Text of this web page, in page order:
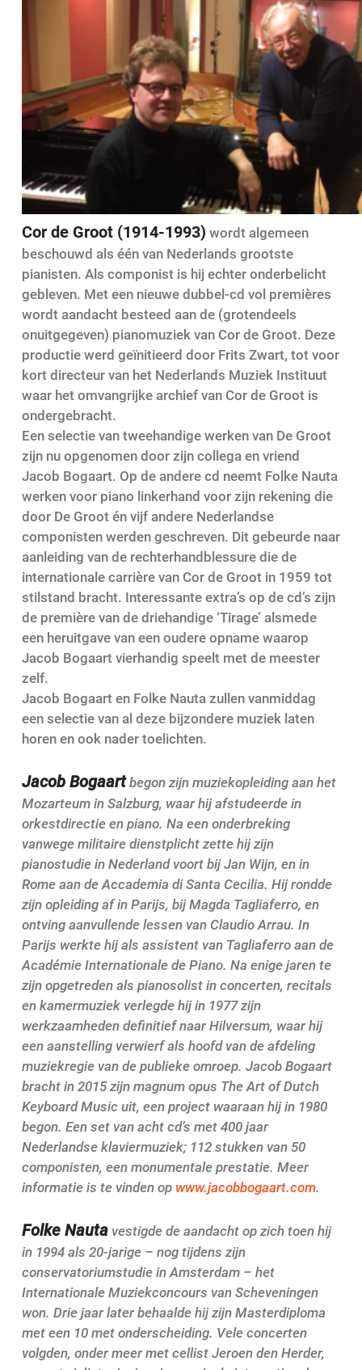
Cor de Groot (1914-1993) wordt algemeen
beschouwd als één van Nederlands grootste
pianisten. Als componist is hij echter onderbelicht
gebleven. Met een nieuwe dubbel-cd vol premières
wordt aandacht besteed aan de (grotendeels
onuitgegeven) pianomuziek van Cor de Groot. Deze
productie werd geïnitieerd door Frits Zwart, tot voor
kort directeur van het Nederlands Muziek Instituut
waar het omvangrijke archief van Cor de Groot is
ondergebracht.
Een selectie van tweehandige werken van De Groot
zijn nu opgenomen door zijn collega en vriend
Jacob Bogaart. Op de andere cd neemt Folke Nauta
werken voor piano linkerhand voor zijn rekening die
door De Groot én vijf andere Nederlandse
componisten werden geschreven. Dit gebeurde naar
aanleiding van de rechterhandblessure die de
internationale carrière van Cor de Groot in 1959 tot
stilstand bracht. Interessante extra’s op de cd’s zijn
de première van de driehandige ‘Tirage’ alsmede
een heruitgave van een oudere opname waarop
Jacob Bogaart vierhandig speelt met de meester
zelf.
Jacob Bogaart en Folke Nauta zullen vanmiddag
een selectie van al deze bijzondere muziek laten
horen en ook nader toelichten.
Jacob Bogaart begon zijn muziekopleiding aan het
Mozarteum in Salzburg, waar hij afstudeerde in
orkestdirectie en piano. Na een onderbreking
vanwege militaire dienstplicht zette hij zijn
pianostudie in Nederland voort bij Jan Wijn, en in
Rome aan de Accademia di Santa Cecilia. Hij rondde
zijn opleiding af in Parijs, bij Magda Tagliaferro, en
ontving aanvullende lessen van Claudio Arrau. In
Parijs werkte hij als assistent van Tagliaferro aan de
Académie Internationale de Piano. Na enige jaren te
zijn opgetreden als pianosolist in concerten, recitals
en kamermuziek verlegde hij in 1977 zijn
werkzaamheden definitief naar Hilversum, waar hij
een aanstelling verwierf als hoofd van de afdeling
muziekregie van de publieke omroep. Jacob Bogaart
bracht in 2015 zijn magnum opus The Art of Dutch
Keyboard Music uit, een project waaraan hij in 1980
begon. Een set van acht cd’s met 400 jaar
Nederlandse klaviermuziek; 112 stukken van 50
componisten, een monumentale prestatie. Meer
informatie is te vinden op www.jacobbogaart.com.
Folke Nauta vestigde de aandacht op zich toen hij
in 1994 als 20-jarige – nog tijdens zijn
conservatoriumstudie in Amsterdam – het
Internationale Muziekconcours van Scheveningen
won. Drie jaar later behaalde hij zijn Masterdiploma
met een 10 met onderscheiding. Vele concerten
volgden, onder meer met cellist Jeroen den Herder,